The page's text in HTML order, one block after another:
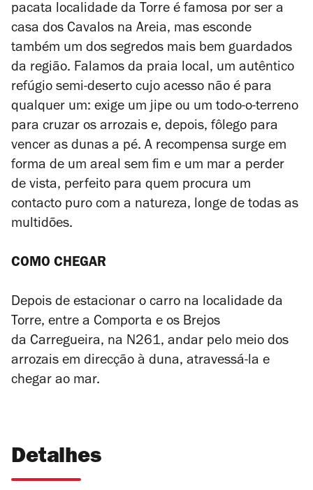
pacata localidade da Torre é famosa por ser a
casa dos Cavalos na Areia, mas esconde
também um dos segredos mais bem guardados
da região. Falamos da praia local, um autêntico
refúgio semi-deserto cujo acesso não é para
qualquer um: exige um jipe ou um todo-o-terreno
para cruzar os arrozais e, depois, fôlego para
vencer as dunas a pé. A recompensa surge em
forma de um areal sem fim e um mar a perder
de vista, perfeito para quem procura um
contacto puro com a natureza, longe de todas as
multidões.
COMO CHEGAR
Depois de estacionar o carro na localidade da
Torre, entre a Comporta e os Brejos
da Carregueira, na N261, andar pelo meio dos
arrozais em direcção à duna, atravessá-la e
chegar ao mar.
Detalhes